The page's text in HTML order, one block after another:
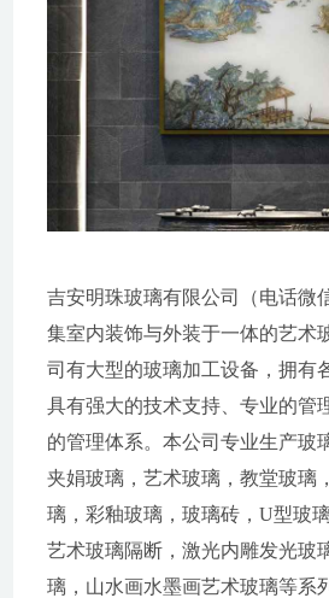
吉安明珠玻璃有限公司（电话微
集室内装饰与外装于一体的艺术
司有大型的玻璃加工设备，拥有
具有强大的技术支持、专业的管
的管理体系。本公司专业生产玻
夹娟玻璃，艺术玻璃，教堂玻璃
璃，彩釉玻璃，玻璃砖，U型玻
艺术玻璃隔断，激光内雕发光玻
璃，山水画水墨画艺术玻璃等系